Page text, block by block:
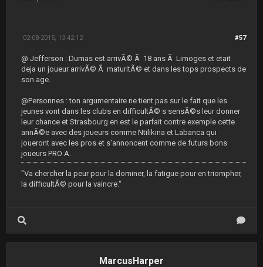
#57
02-08-2015, 13:42:12
@ Jefferson : Dumas est arrivÃ© Ã 18 ans Ã Limoges et etait
deja un joueur arrivÃ© Ã maturitÃ© et dans les tops prospects de
son age.
@Personnes : ton argumentaire ne tient pas sur le fait que les
jeunes vont dans les clubs en difficultÃ© s sensÃ©s leur donner
leur chance et Strasbourg en est le parfait contre exemple cette
annÃ©e avec des joueurs comme Ntilikina et Labanca qui
joueront avec les pros et s'annoncent comme de futurs bons
joueurs PRO A.
"Va chercher la peur pour la dominer, la fatigue pour en triompher,
la difficultÃ© pour la vaincre."
MarcusHarper